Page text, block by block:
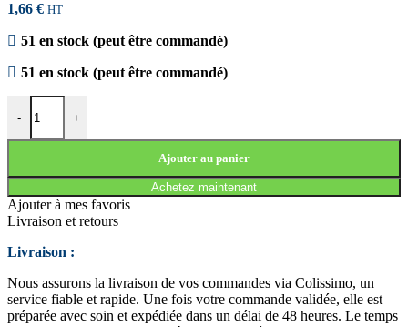
1,66 € HT
51 en stock (peut être commandé)
51 en stock (peut être commandé)
-
quantité de JOINT TORIQUE 70x3 NBR70
+
Ajouter au panier
Achetez maintenant
Ajouter à mes favoris
Livraison et retours
Livraison :
Nous assurons la livraison de vos commandes via Colissimo, un
service fiable et rapide. Une fois votre commande validée, elle est
préparée avec soin et expédiée dans un délai de 48 heures. Le temps